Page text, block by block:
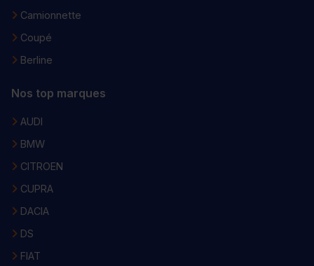
Camionnette
Coupé
Berline
Nos top marques
AUDI
BMW
CITROEN
CUPRA
DACIA
DS
FIAT